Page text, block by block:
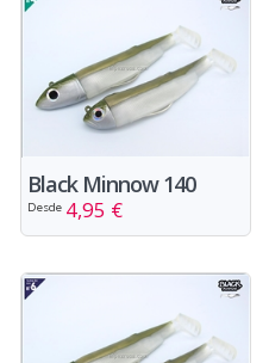
Black Minnow 140
Desde 4,95 €